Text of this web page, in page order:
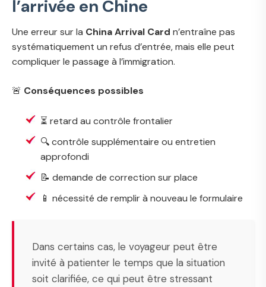
l’arrivée en Chine
Une erreur sur la China Arrival Card n’entraîne pas
systématiquement un refus d’entrée, mais elle peut
compliquer le passage à l’immigration.
🚨 Conséquences possibles
⏳ retard au contrôle frontalier
🔍 contrôle supplémentaire ou entretien
approfondi
📝 demande de correction sur place
📱 nécessité de remplir à nouveau le formulaire
Dans certains cas, le voyageur peut être
invité à patienter le temps que la situation
soit clarifiée, ce qui peut être stressant